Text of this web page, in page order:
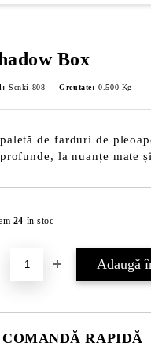
Box
Senki-808 Greutate: 0.500 Kg
de farduri de
la nuanțe mate
24 în stoc
COMANDĂ RAPIDĂ